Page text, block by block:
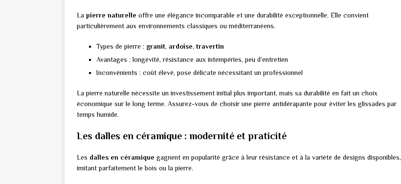
La pierre naturelle offre une élégance incomparable et une durabilité exceptionnelle. Elle convient
particulièrement aux environnements classiques ou méditerranéens.
Types de pierre : granit, ardoise, travertin
Avantages : longévité, résistance aux intempéries, peu d’entretien
Inconvénients : coût élevé, pose délicate nécessitant un professionnel
La pierre naturelle nécessite un investissement initial plus important, mais sa durabilité en fait un choix
économique sur le long terme. Assurez-vous de choisir une pierre antidérapante pour éviter les glissades par
temps humide.
Les dalles en céramique : modernité et praticité
Les dalles en céramique gagnent en popularité grâce à leur résistance et à la variété de designs disponibles,
imitant parfaitement le bois ou la pierre.